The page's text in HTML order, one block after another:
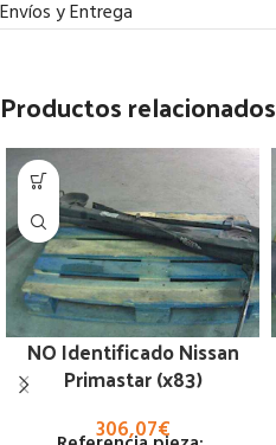
Envíos y Entrega
Productos relacionados
NO Identificado Nissan
Primastar (x83)
306,07€